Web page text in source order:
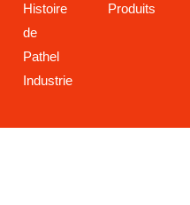
Histoire
de
Pathel
Industrie
Produits